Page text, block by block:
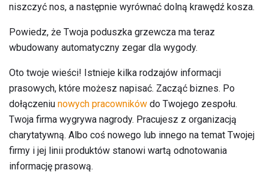
niszczyć nos, a następnie wyrównać dolną krawędź kosza.
Powiedz, że Twoja poduszka grzewcza ma teraz
wbudowany automatyczny zegar dla wygody.
Oto twoje wieści! Istnieje kilka rodzajów informacji
prasowych, które możesz napisać. Zacząć biznes. Po
dołączeniu nowych pracowników do Twojego zespołu.
Twoja firma wygrywa nagrody. Pracujesz z organizacją
charytatywną. Albo coś nowego lub innego na temat Twojej
firmy i jej linii produktów stanowi wartą odnotowania
informację prasową.